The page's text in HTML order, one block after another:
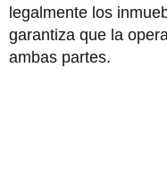
legalmente los
garantiza que la
ambas partes.